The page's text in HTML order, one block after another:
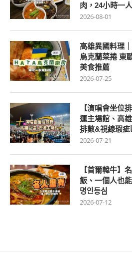
肉，24小時一
2026-08-01
高雄異國料理
烏克蘭菜捲 東
美食推薦
2026-07-25
【演唱會坐位
運主場館、高
排數&視線瑕疵
2026-07-21
【首爾韓牛】
飯、一個人也
명인등심
2026-07-12